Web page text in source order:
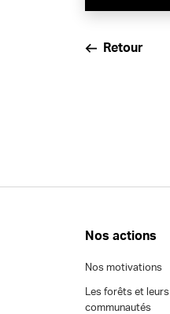
Retour
Nos actions
Nos motivations
Les forêts et leurs
communautés